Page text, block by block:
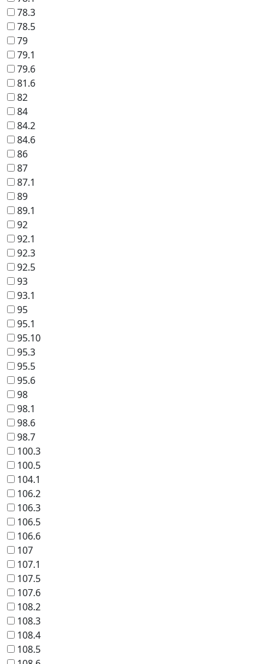
78.3
78.5
79
79.1
79.6
81.6
82
84
84.2
84.6
86
87
87.1
89
89.1
92
92.1
92.3
92.5
93
93.1
95
95.1
95.10
95.3
95.5
95.6
98
98.1
98.6
98.7
100.3
100.5
104.1
106.2
106.3
106.5
106.6
107
107.1
107.5
107.6
108.2
108.3
108.4
108.5